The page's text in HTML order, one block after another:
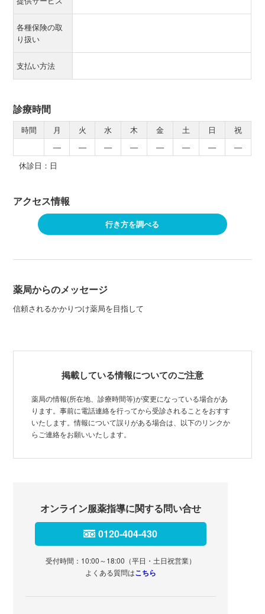
各種保険の取
り扱い
支払い方法
診療時間
時間 月 火 水 木 金 土 日
祝
―
― ― ― ― ― ―
―
休診日：日
アクセス情報
行き方を調べる
薬局からのメッセージ
信頼されるかかりつけ薬局を目指して
掲載している情報についてのご注意
薬局の情報(所在地、診療時間等)が変更になっている場合があ
ります。事前に電話連絡を行ってから受診されることをおすす
いたします。情報について誤りがある場合は、以下のリンクか
らご連絡をお願いいたします。
オンライン服薬指導に関する問い合せ
0120-404-430
受付時間：10:00～18:00（平日・土日祝営業）
よくある質問はこちら